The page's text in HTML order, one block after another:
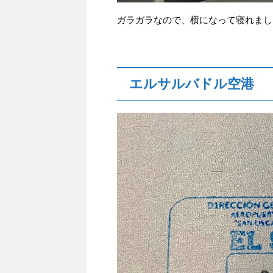
ガラガラなので、横になって寝れま
エルサルバドル空港